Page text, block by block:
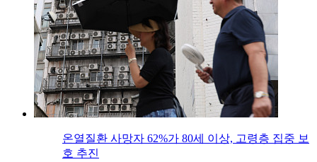
온열질환 사망자 62%가 80세 이상, 고령층 집중 보
호 추진